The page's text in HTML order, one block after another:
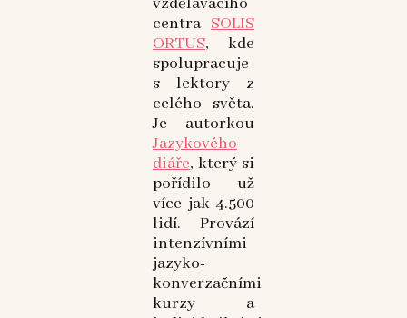
centra SOLIS
ORTUS, kde
spolupracuje
s lektory z
celého světa.
Je autorkou
Jazykového
diáře, který si
pořídilo už
více jak 4.500
lidí. Provází
intenzívními
jazyko-
konverzačními
kurzy a